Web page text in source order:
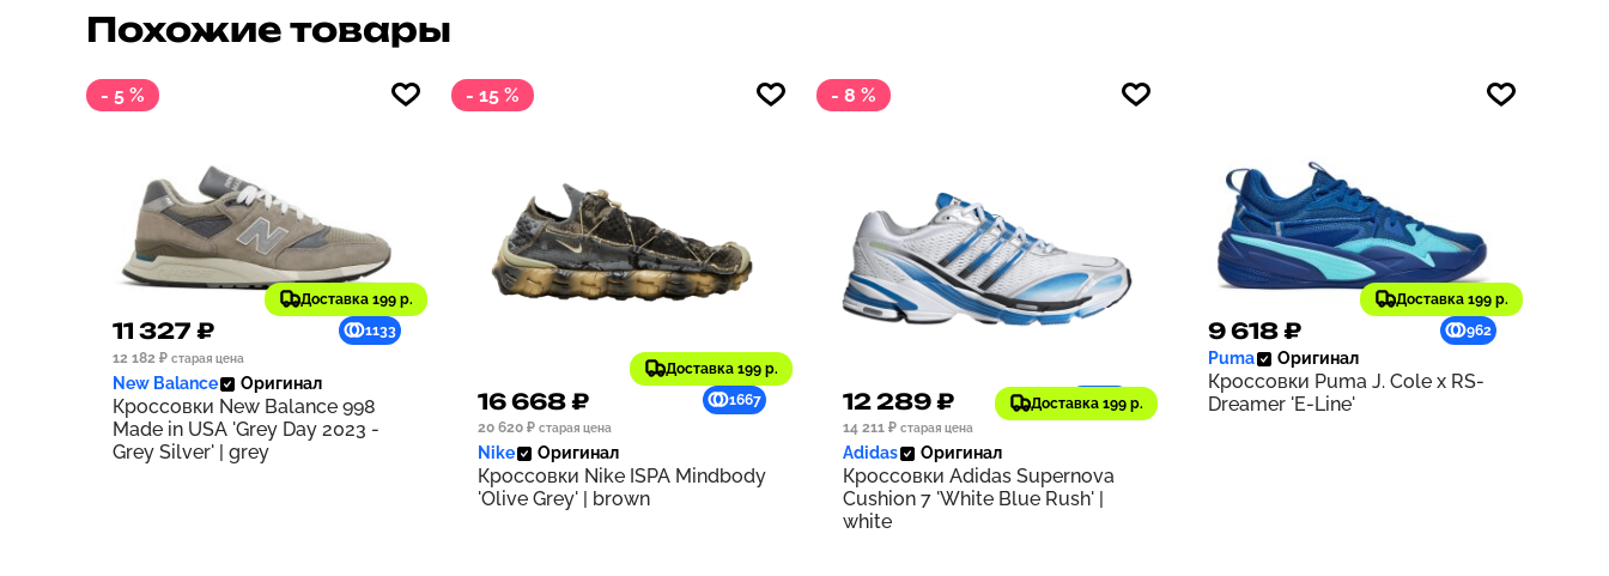
Похожие товары
- 5 %
Доставка 199 р.
11 327 ₽
1133
12 182 ₽ старая цена
New Balance Оригинал
Кроссовки New Balance 998
Made in USA 'Grey Day 2023 -
Grey Silver' | grey
- 15 %
Доставка 199 р.
16 668 ₽
1667
20 620 ₽ старая цена
Nike Оригинал
Кроссовки Nike ISPA Mindbody
'Olive Grey' | brown
- 8 %
Доставка 199 р.
12 289 ₽
1229
14 211 ₽ старая цена
Adidas Оригинал
Кроссовки Adidas Supernova
Cushion 7 'White Blue Rush' |
white
Доставка 199 р.
9 618 ₽ 962
Puma Оригинал
Кроссовки Puma J. Cole x RS-
Dreamer 'E-Line'